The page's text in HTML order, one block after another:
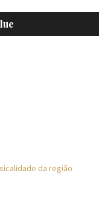
da região